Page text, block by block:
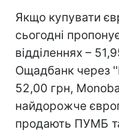
Якщо купувати
сьогодні
відділеннях –
Ощадбанк через
52,00 грн,
найдорожче
продають ПУМБ